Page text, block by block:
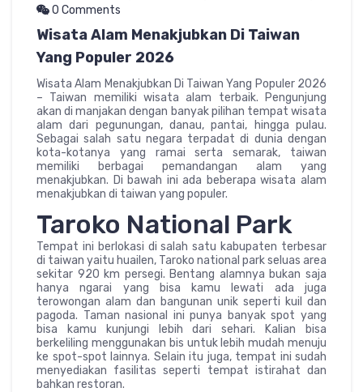
0 Comments
Wisata Alam Menakjubkan Di Taiwan
Yang Populer 2026
Wisata Alam Menakjubkan Di Taiwan Yang Populer 2026
– Taiwan memiliki wisata alam terbaik. Pengunjung
akan di manjakan dengan banyak pilihan tempat wisata
alam dari pegunungan, danau, pantai, hingga pulau.
Sebagai salah satu negara terpadat di dunia dengan
kota-kotanya yang ramai serta semarak, taiwan
memiliki berbagai pemandangan alam yang
menakjubkan. Di bawah ini ada beberapa wisata alam
menakjubkan di taiwan yang populer.
Taroko National Park
Tempat ini berlokasi di salah satu kabupaten terbesar
di taiwan yaitu huailen, Taroko national park seluas area
sekitar 920 km persegi. Bentang alamnya bukan saja
hanya ngarai yang bisa kamu lewati ada juga
terowongan alam dan bangunan unik seperti kuil dan
pagoda. Taman nasional ini punya banyak spot yang
bisa kamu kunjungi lebih dari sehari. Kalian bisa
berkeliling menggunakan bis untuk lebih mudah menuju
ke spot-spot lainnya. Selain itu juga, tempat ini sudah
menyediakan fasilitas seperti tempat istirahat dan
bahkan restoran.